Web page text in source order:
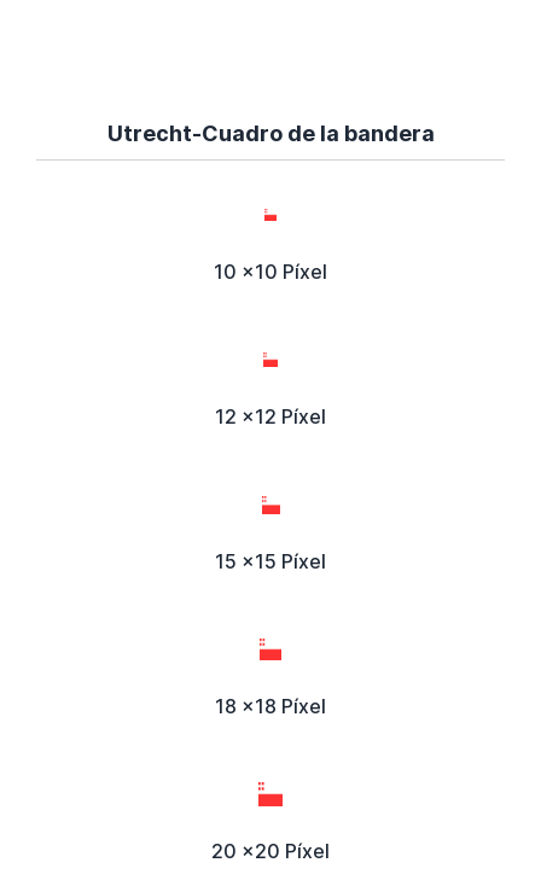
Utrecht-Cuadro de la bandera
10 x10 Píxel
12 x12 Píxel
15 x15 Píxel
18 x18 Píxel
20 x20 Píxel